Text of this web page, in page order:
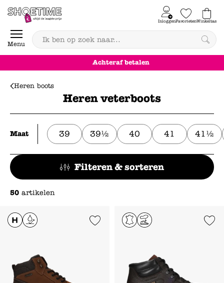
Skip to content
Menu
InloggenFavorietenWinkeltas
0
Achteraf betalen
Heren boots
Heren veterboots
Maat 39 39½ 40 41 41½
Filteren & sorteren
50 artikelen
Add to Wishlist Add to